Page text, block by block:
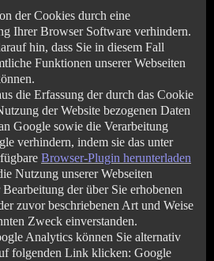
der Cookies durch eine
Ihrer Browser Software verhindern.
hin, dass Sie in diesem Fall
Funktionen unserer Webseiten
die Erfassung der durch das Cookie
der Website bezogenen Daten
Google sowie die Verarbeitung
verhindern, indem sie das unter
Browser-Plugin herunterladen
Nutzung unserer Webseiten
der über Sie erhobenen
zuvor beschriebenen Art und Weise
Zweck einverstanden.
Analytics können Sie alternativ
folgenden Link klicken: Google